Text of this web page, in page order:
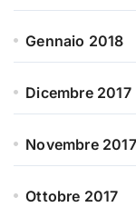
Gennaio 2018
Dicembre 2017
Novembre 2017
Ottobre 2017